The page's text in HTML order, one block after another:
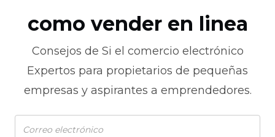
como vender en linea
Consejos de Si el comercio electrónico
Expertos para propietarios de pequeñas
empresas y aspirantes a emprendedores.